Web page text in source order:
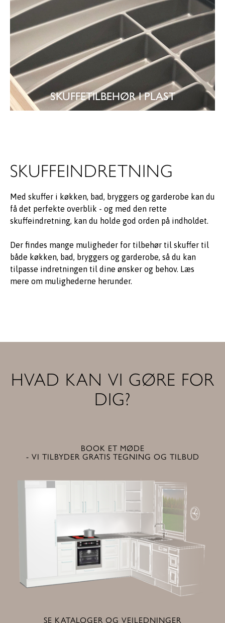
SKUFFETILBEHØR I PLAST
SKUFFEINDRETNING
Med skuffer i køkken, bad, bryggers og garderobe kan du
få det perfekte overblik - og med den rette
skuffeindretning, kan du holde god orden på indholdet.
Der findes mange muligheder for tilbehør til skuffer til
både køkken, bad, bryggers og garderobe, så du kan
tilpasse indretningen til dine ønsker og behov. Læs
mere om mulighederne herunder.
HVAD KAN VI GØRE FOR
DIG?
BOOK ET MØDE
- VI TILBYDER GRATIS TEGNING OG TILBUD
SE KATALOGER OG VEJLEDNINGER